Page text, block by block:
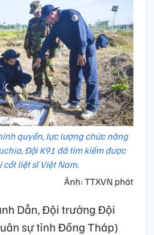
quyền, lực lượng chức năng
Đội K91 đã tìm kiếm được
cốt liệt sĩ Việt Nam.
Ảnh: TTXVN phát
Dẫn, Đội trưởng Đội
sự tỉnh Đồng Tháp)